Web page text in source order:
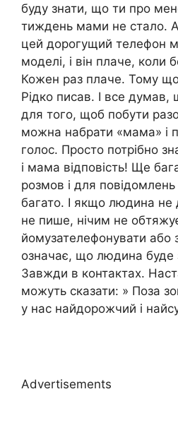
буду знати, що ти про
тиждень мами не стало.
цей дорогущий телефон
моделі, і він плаче, коли
Кожен раз плаче. Тому
Рідко писав. І все
для того, щоб побути
можна набрати «мама» і
голос. Просто потрібно
і мама відповість! Ще
розмов і для
багато. І якщо людина не
не пише, нічим не
йомузателефонувати або
означає, що людина буде
Завжди в контактах.
можуть сказати: » Поза
у нас найдорожчий і
Advertisements